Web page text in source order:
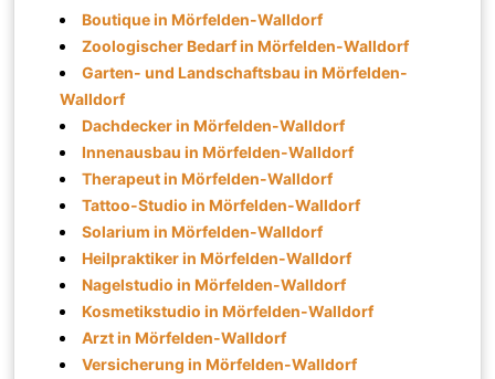
Boutique in Mörfelden-Walldorf
Zoologischer Bedarf in Mörfelden-Walldorf
Garten- und Landschaftsbau in Mörfelden-
Walldorf
Dachdecker in Mörfelden-Walldorf
Innenausbau in Mörfelden-Walldorf
Therapeut in Mörfelden-Walldorf
Tattoo-Studio in Mörfelden-Walldorf
Solarium in Mörfelden-Walldorf
Heilpraktiker in Mörfelden-Walldorf
Nagelstudio in Mörfelden-Walldorf
Kosmetikstudio in Mörfelden-Walldorf
Arzt in Mörfelden-Walldorf
Versicherung in Mörfelden-Walldorf